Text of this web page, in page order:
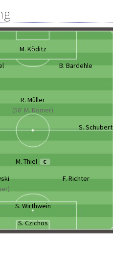
M. Köditz
B. Bardehle
R. Müller
(58' M. Römer)
S. Schubert
M. Thiel C
F. Richter
S. Wirthwein
S. Czichos